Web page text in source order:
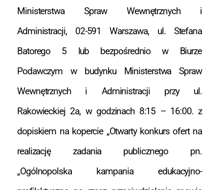
Ministerstwa Spraw Wewnętrznych i
Administracji, 02-591 Warszawa, ul. Stefana
Batorego 5 lub bezpośrednio w Biurze
Podawczym w budynku Ministerstwa Spraw
Wewnętrznych i Administracji przy ul.
Rakowieckiej 2a, w godzinach 8:15 – 16:00. z
dopiskiem na kopercie „Otwarty konkurs ofert na
realizację zadania publicznego pn.
„Ogólnopolska kampania edukacyjno-